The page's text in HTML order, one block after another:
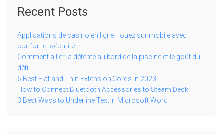
Recent Posts
Applications de casino en ligne : jouez sur mobile avec
confort et sécurité
Comment allier la détente au bord de la piscine et le goût du
défi
6 Best Flat and Thin Extension Cords in 2023
How to Connect Bluetooth Accessories to Steam Deck
3 Best Ways to Underline Text in Microsoft Word